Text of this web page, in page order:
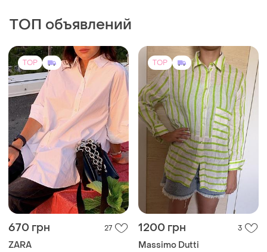
ТОП объявлений
TOP
670 грн 27
ZARA
TOP
1200 грн 3
Massimo Dutti